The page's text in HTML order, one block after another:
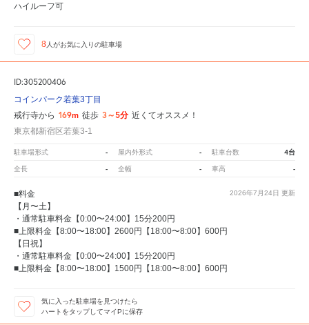
ハイルーフ可
8 人がお気に入りの駐車場
ID:305200406
コインパーク若葉3丁目
戒行寺から 169m 徒歩 3～5分 近くてオススメ！
東京都新宿区若葉3-1
駐車場形式 - 屋内外形式 - 駐車台数 4台
全長 - 全幅 - 車高 -
2026年7月24日 更新
■料金
【月〜土】
・通常駐車料金【0:00〜24:00】15分200円
■上限料金【8:00〜18:00】2600円【18:00〜8:00】600円
【日祝】
・通常駐車料金【0:00〜24:00】15分200円
■上限料金【8:00〜18:00】1500円【18:00〜8:00】600円
気に入った駐車場を見つけたら
ハートをタップしてマイPに保存